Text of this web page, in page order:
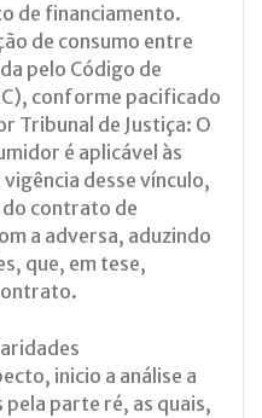
de financiamento.
de consumo entre
pelo Código de
conforme pacificado
Tribunal de Justiça: O
é aplicável às
desse vínculo,
contrato de
a adversa, aduzindo
que, em tese,
inicio a análise a
parte ré, as quais,